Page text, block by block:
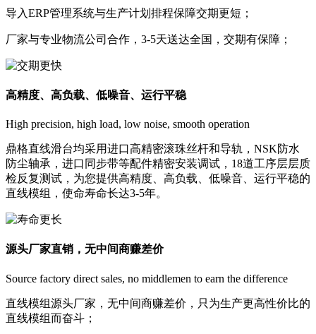
导入ERP管理系统与生产计划排程保障交期更短 ；
厂家与专业物流公司合作，3-5天送达全国，交期有保障 ；
高精度、高负载、低噪音、运行平稳
High precision, high load, low noise, smooth operation
鼎格直线滑台均采用进口高精密滚珠丝杆和导轨，NSK防水
防尘轴承，进口同步带等配件精密安装调试，18道工序层层质
检反复测试，为您提供高精度、高负载、低噪音、运行平稳的
直线模组，使命寿命长达3-5年。
源头厂家直销，无中间商赚差价
Source factory direct sales, no middlemen to earn the difference
直线模组源头厂家，无中间商赚差价，只为生产更高性价比的
直线模组而奋斗；